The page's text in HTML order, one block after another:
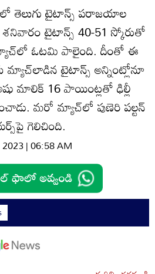
తెలుగు టైటాన్స్‌ పరాజయాల
టైటాన్స్‌ 40-51 స్కోరుతో
ఓటమి పాలైంది. దీంతో ఈ
మ్యాచ్‌లాడిన టైటాన్స్‌ అన్నింట్లోనూ
మాలిక్‌ 16 పాయింట్లతో ఢిల్లీ
మరో మ్యాచ్‌లో పుణెరి పల్టన్‌
గెలిచింది.
| 06:58 AM